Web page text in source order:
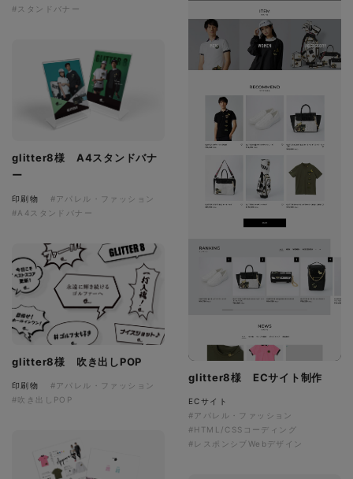
glitter8様 ECサイト制作
ECサイト
#アパレル・ファッション
#HTML/CSSコーディング
#レスポンシブWebデザイン
#スタンドバナー
glitter8様 A4スタンドバナ
ー
印刷物
#アパレル・ファッション
#A4スタンドバナー
glitter8様 吹き出しPOP
印刷物
#アパレル・ファッション
#吹き出しPOP